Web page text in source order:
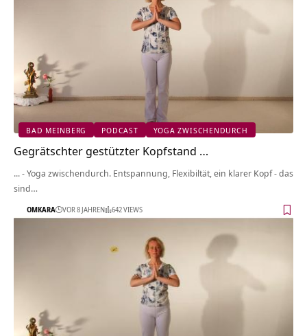
BAD MEINBERG PODCAST YOGA ZWISCHENDURCH
Gegrätschter gestützter Kopfstand …
... - Yoga zwischendurch. Entspannung, Flexibiltät, ein klarer Kopf - das
sind…
OMKARA VOR 8 JAHREN 642 VIEWS